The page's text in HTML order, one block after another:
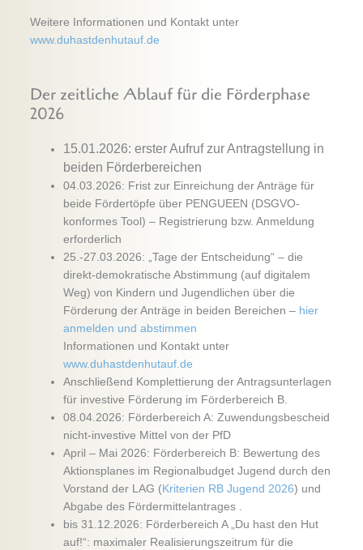
Weitere Informationen und Kontakt unter
www.duhastdenhutauf.de
Der zeitliche Ablauf für die Förderphase
2026
15.01.2026: erster Aufruf zur Antragstellung in
beiden Förderbereichen
04.03.2026: Frist zur Einreichung der Anträge für
beide Fördertöpfe über PENGUEEN (DSGVO-
konformes Tool) – Registrierung bzw. Anmeldung
erforderlich
25.-27.03.2026: „Tage der Entscheidung“ – die
direkt-demokratische Abstimmung (auf digitalem
Weg) von Kindern und Jugendlichen über die
Förderung der Anträge in beiden Bereichen – hier
anmelden und abstimmen
Informationen und Kontakt unter
www.duhastdenhutauf.de
Anschließend Komplettierung der Antragsunterlagen
für investive Förderung im Förderbereich B.
08.04.2026: Förderbereich A: Zuwendungsbescheid
nicht-investive Mittel von der PfD
April – Mai 2026: Förderbereich B: Bewertung des
Aktionsplanes im Regionalbudget Jugend durch den
Vorstand der LAG (Kriterien RB Jugend 2026) und
Abgabe des Fördermittelantrages .
bis 31.12.2026: Förderbereich A „Du hast den Hut
auf!“: maximaler Realisierungszeitrum für die